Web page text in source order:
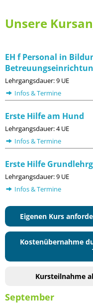
Unsere
EH f Personal in
Lehrgangsdauer: 9 UE
Infos & Termine
Erste Hilfe am Hund
Lehrgangsdauer: 4 UE
Infos & Termine
Erste Hilfe
Lehrgangsdauer: 9 UE
Infos & Termine
Eigenen Kurs
Kostenübernahme
Kursteilnahme
September